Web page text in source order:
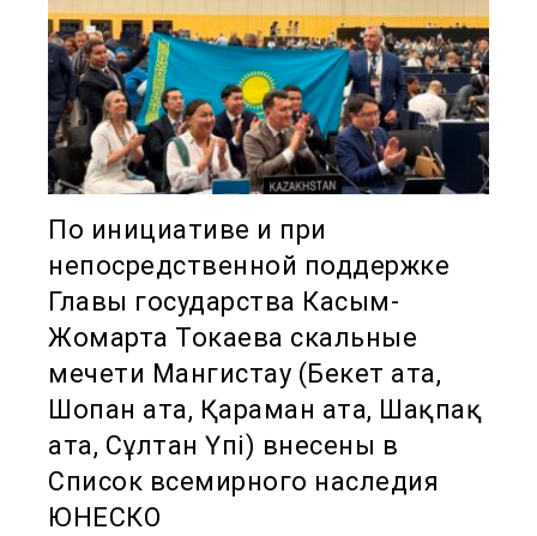
По инициативе и при
непосредственной поддержке
Главы государства Касым-
Жомарта Токаева скальные
мечети Мангистау (Бекет ата,
Шопан ата, Қараман ата, Шақпақ
ата, Сұлтан Үпі) внесены в
Список всемирного наследия
ЮНЕСКО